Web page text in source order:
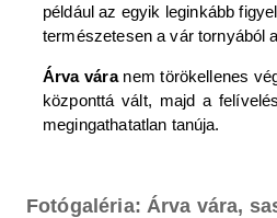
például az egyik leginkább
természetesen a vár tornyából
Árva váranem törökellenes
központtá vált, majd a
megingathatatlan tanúja.
Fotógaléria: Árva vára,